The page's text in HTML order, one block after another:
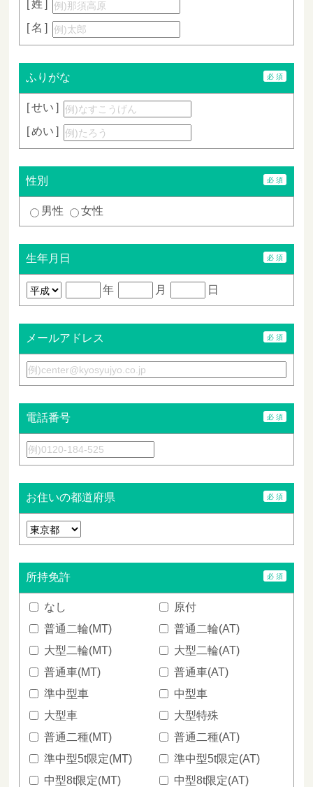
姓
名
ふりがな
せい
めい
性別
男性 女性
生年月日
年 月 日
メールアドレス
電話番号
お住いの都道府県
所持免許
なし
原付
普通二輪(MT)
普通二輪(AT)
大型二輪(MT)
大型二輪(AT)
普通車(MT)
普通車(AT)
準中型車
中型車
大型車
大型特殊
普通二種(MT)
普通二種(AT)
準中型5t限定(MT)
準中型5t限定(AT)
中型8t限定(MT)
中型8t限定(AT)